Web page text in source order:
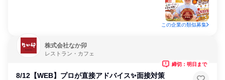
この企業の類似募集
株式会社なか卯
レストラン・カフェ
8/12【WEB】プロが直接アドバイス✨面接対策
締切：明日まで